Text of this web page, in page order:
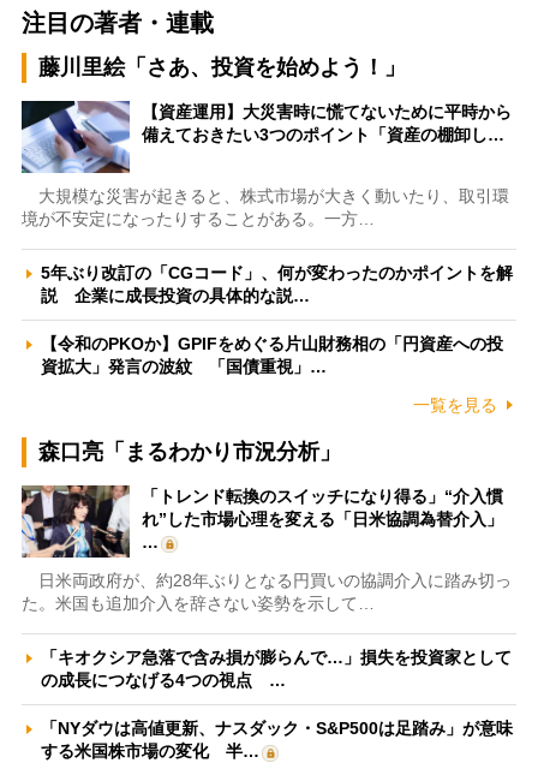
注目の著者・連載
藤川里絵「さあ、投資を始めよう！」
【資産運用】大災害時に慌てないために平時から
備えておきたい3つのポイント「資産の棚卸し…
大規模な災害が起きると、株式市場が大きく動いたり、取引環
境が不安定になったりすることがある。一方…
5年ぶり改訂の「CGコード」、何が変わったのかポイントを解
説 企業に成長投資の具体的な説…
【令和のPKOか】GPIFをめぐる片山財務相の「円資産への投
資拡大」発言の波紋 「国債重視」…
一覧を見る
森口亮「まるわかり市況分析」
「トレンド転換のスイッチになり得る」“介入慣
れ”した市場心理を変える「日米協調為替介入」
…
日米両政府が、約28年ぶりとなる円買いの協調介入に踏み切っ
た。米国も追加介入を辞さない姿勢を示して…
「キオクシア急落で含み損が膨らんで…」損失を投資家として
の成長につなげる4つの視点 …
「NYダウは高値更新、ナスダック・S&P500は足踏み」が意味
する米国株市場の変化 半…